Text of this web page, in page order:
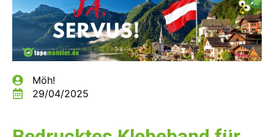
Möh!
29/04/2025